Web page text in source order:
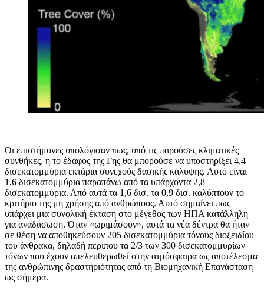
Οι επιστήμονες υπολόγισαν πως, υπό τις παρούσες κλιματικές
συνθήκες, η το έδαφος της Γης θα μπορούσε να υποστηρίξει 4,4
δισεκατομμύρια εκτάρια συνεχούς δασικής κάλυψης. Αυτό είναι
1,6 δισεκατομμύρια παραπάνω από τα υπάρχοντα 2,8
δισεκατομμύρια. Από αυτά τα 1,6 δισ. τα 0,9 δισ. καλύπτουν το
κριτήριο της μη χρήσης από ανθρώπους. Αυτό σημαίνει πως
υπάρχει μια συνολική έκταση στο μέγεθος των ΗΠΑ κατάλληλη
για αναδάσωση. Όταν «ωριμάσουν», αυτά τα νέα δέντρα θα ήταν
σε θέση να αποθηκεύσουν 205 δισεκατομμύρια τόνους διοξειδίου
του άνθρακα, δηλαδή περίπου τα 2/3 των 300 δισεκατομμυρίων
τόνων που έχουν απελευθερωθεί στην ατμόσφαιρα ως αποτέλεσμα
της ανθρώπινης δραστηριότητας από τη Βιομηχανική Επανάσταση
ως σήμερα.